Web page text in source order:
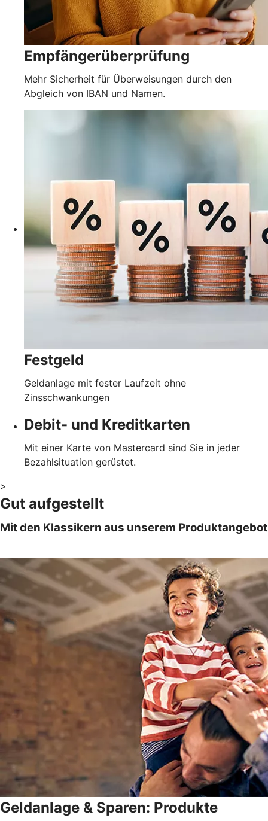
Empfängerüberprüfung
Mehr Sicherheit für Überweisungen durch den
Abgleich von IBAN und Namen.
Festgeld
Geldanlage mit fester Laufzeit ohne
Zinsschwankungen
Debit- und Kreditkarten
Mit einer Karte von Mastercard sind Sie in jeder
Bezahlsituation gerüstet.
>
Gut aufgestellt
Mit den Klassikern aus unserem Produktangebot
Geldanlage & Sparen: Produkte